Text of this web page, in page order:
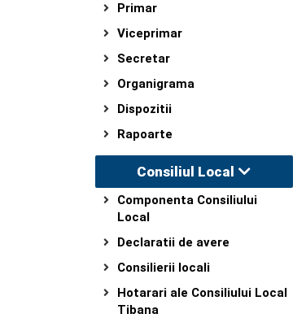
Primar
Viceprimar
Secretar
Organigrama
Dispozitii
Rapoarte
Consiliul Local
Componenta Consiliului
Local
Declaratii de avere
Consilierii locali
Hotarari ale Consiliului Local
Tibana